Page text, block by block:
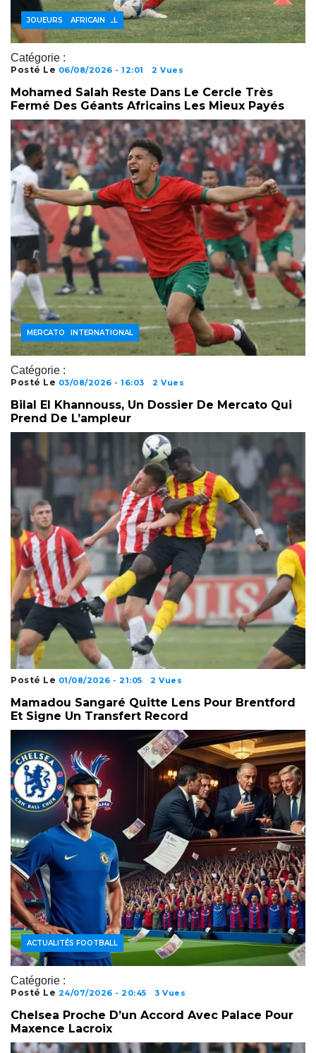
Catégorie :
ACTUALITÉS FOOTBALL
FOOTBALL AFRICAIN
JOUEURS
Posté Le 06/08/2026 - 12:01 2 Vues
Mohamed Salah Reste Dans Le Cercle Très
Fermé Des Géants Africains Les Mieux Payés
Catégorie :
FOOTBALL INTERNATIONAL
MERCATO
Posté Le 03/08/2026 - 16:03 2 Vues
Bilal El Khannouss, Un Dossier De Mercato Qui
Prend De L’ampleur
Posté Le 01/08/2026 - 21:05 2 Vues
Mamadou Sangaré Quitte Lens Pour Brentford
Et Signe Un Transfert Record
Catégorie :
ACTUALITÉS FOOTBALL
Posté Le 24/07/2026 - 20:45 3 Vues
Chelsea Proche D’un Accord Avec Palace Pour
Maxence Lacroix